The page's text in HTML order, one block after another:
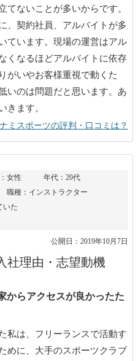
てないことが多いからです。
、契約社員、アルバイトが多
ています。現場の運営はアル
くなるほどアルバイトに依存
がいやお客様重視で動くた
いのは問題だと思います。あ
きます。
ミスポーツの評判・口コミは？
女性
年代：20代
職種：インストラクター
いた
公開日：2019年10月7日
社理由・志望動機
からアクセスが良かったた
私は、フリーランスで活動す
めに、大手のスポーツクラブ